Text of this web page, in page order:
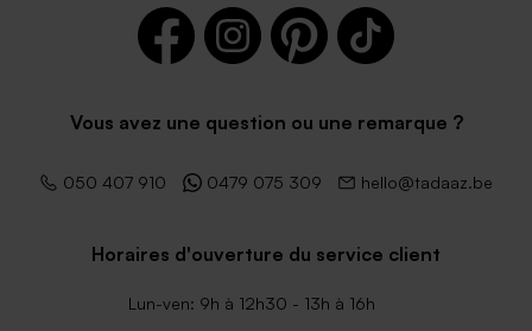
Vous avez une question ou une remarque ?
050 407 910 0479 075 309 hello@tadaaz.be
Horaires d'ouverture du service client
Lun-ven: 9h à 12h30 - 13h à 16h